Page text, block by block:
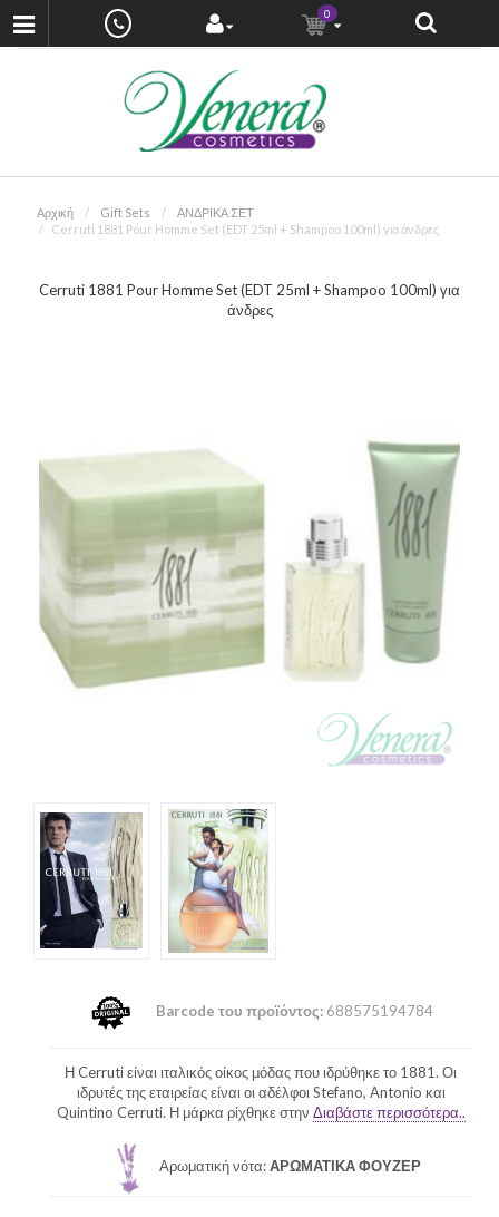
0
Αρχική Gift Sets
ΑΝΔΡΙΚΑ ΣΕΤ
Cerruti 1881 Pour Homme Set (EDT 25ml + Shampoo 100ml) για άνδρες
Cerruti 1881 Pour Homme Set (EDT 25ml + Shampoo 100ml) για
άνδρες
Barcode του προϊόντος:688575194784
Η Cerruti είναι ιταλικός οίκος μόδας που ιδρύθηκε το 1881. Οι
ιδρυτές της εταιρείας είναι οι αδέλφοι Stefano, Antonio και
Quintino Cerruti. Η μάρκα ρίχθηκε στην Διαβάστε περισσότερα..
Αρωματική νότα:ΑΡΩΜΑΤΙΚΑ ΦΟΥΖΕΡ